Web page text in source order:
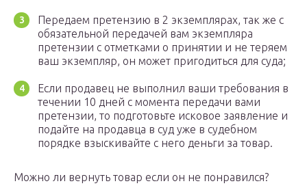
Передаем претензию в 2 экземплярах, так же с
обязательной передачей вам экземпляра
претензии с отметками о принятии и не теряем
ваш экземпляр, он может пригодиться для суда;
Если продавец не выполнил ваши требования в
течении 10 дней с момента передачи вами
претензии, то подготовьте исковое заявление и
подайте на продавца в суд уже в судебном
порядке взыскивайте с него деньги за товар.
Можно ли вернуть товар если он не понравился?